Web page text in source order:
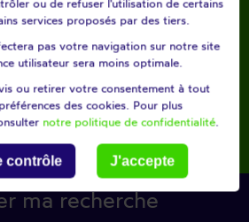
Thieux
Vinantes
composez le06 60 24 28 83
ma recherche
ou de refuser l'utilisation de certains
services proposés par des tiers.
pas votre navigation sur notre site
utilisateur sera moins optimale.
ou retirer votre consentement à tout
des cookies. Pour plus
notre politique de confidentialité.
contrôle J'accepte